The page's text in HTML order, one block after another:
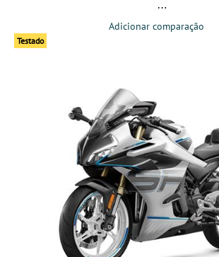
Adicionar comparação
Testado